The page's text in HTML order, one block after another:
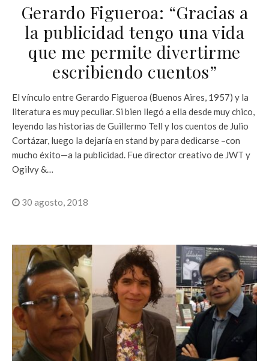
Gerardo Figueroa: “Gracias a
la publicidad tengo una vida
que me permite divertirme
escribiendo cuentos”
El vínculo entre Gerardo Figueroa (Buenos Aires, 1957) y la
literatura es muy peculiar. Si bien llegó a ella desde muy chico,
leyendo las historias de Guillermo Tell y los cuentos de Julio
Cortázar, luego la dejaría en stand by para dedicarse –con
mucho éxito—a la publicidad. Fue director creativo de JWT y
Ogilvy &…
30 agosto, 2018